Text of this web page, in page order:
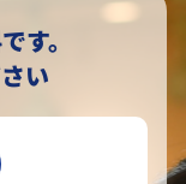
す。
い